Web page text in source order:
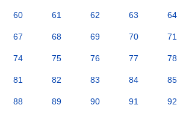
60 61 62 63 64
67 68 69 70 71
74 75 76 77 78
81 82 83 84 85
88 89 90 91 92